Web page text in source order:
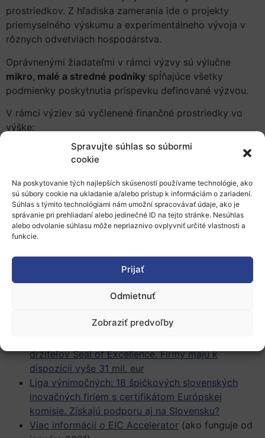
Spravujte súhlas so súbormi
cookie
Na poskytovanie tých najlepších skúseností používame technológie, ako
sú súbory cookie na ukladanie a/alebo prístup k informáciám o zariadení.
Súhlas s týmito technológiami nám umožní spracovávať údaje, ako je
správanie pri prehliadaní alebo jedinečné ID na tejto stránke. Nesúhlas
alebo odvolanie súhlasu môže nepriaznivo ovplyvniť určité vlastnosti a
funkcie.
Prijať
Odmietnuť
Zobraziť predvoľby
prostriedkov. Z hľadiska zamerania ide o projekty
priemyselného výskumu a experimentálneho vývoja v
rôznych odvetviach hospodárstva.
Oprávnenými žiadateľmi v rámci výzvy sú výlučne
mikro, malé a stredné podniky spĺňajúce všetky
podmienky poskytnutia príspevku definované výzvou.
V rámci výziev sú vyčlenené finančné prostriedky vo
výške:
12,8 mil. EUR na výzvu s kódom OPII-
MH/DP/2021/11.3-32
18,3 mil. EUR na výzvu s kódom OPII-
MH/DP/2021/12.1-33.
Dátum vyhlásenia výziev:04. 05. 2021
Typ výziev:
Viac informácií:
Informácia MH SR o výzve: MH SR vyhlásilo Výzvy
zamerané na podporu projektov, ktorým bola
držiteľov Seal of Excellence. Firmy majú k
dispozícii vyše 31 mil. eur
Liga výnimočných: 18 špičkových slovenských
inovačných firiem s certifikátom Európskej
komisie. Získajú podporu aj na Slovensku?
Viac informácií o EIC Accelerator (ako funguje od